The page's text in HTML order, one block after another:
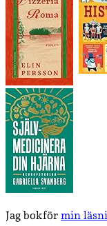
Jag bokför min